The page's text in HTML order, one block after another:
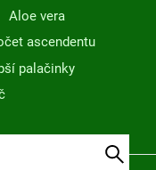
Aloe vera
ascendentu
palačinky